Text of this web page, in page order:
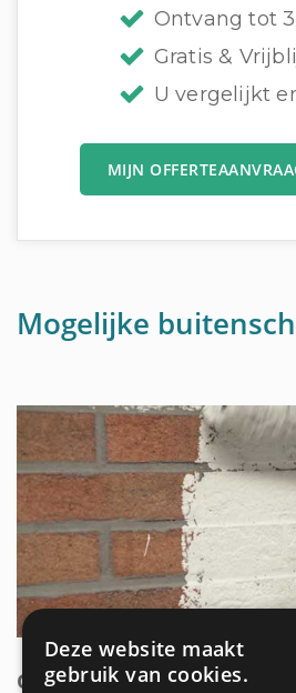
Ontvang tot
Gratis &
U vergelijkt
MIJN
Mogelijke
GEVEL SCHILDEREN
Deze website maakt
gebruik van cookies.